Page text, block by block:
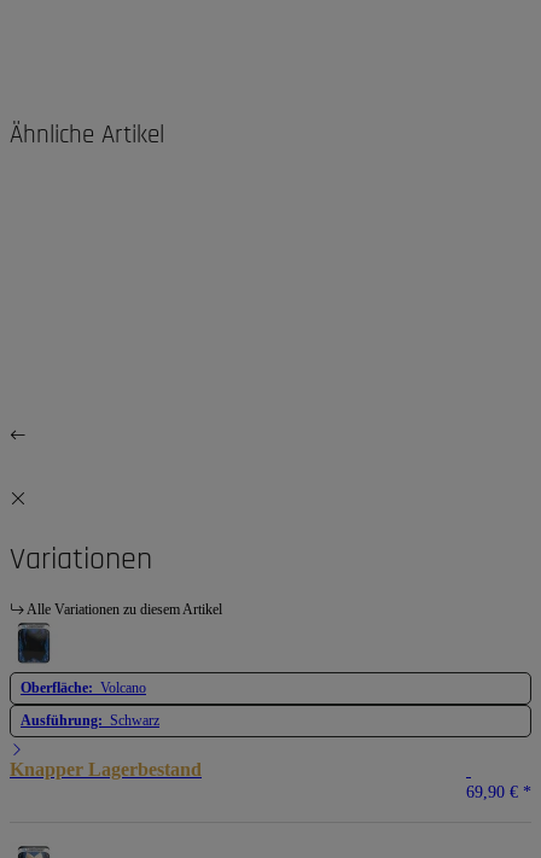
Ähnliche Artikel
Variationen
Alle Variationen zu diesem Artikel
Oberfläche: Volcano
Ausführung: Schwarz
Knapper Lagerbestand
69,90 € *